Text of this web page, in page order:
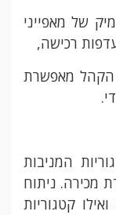
של מאפייני
רכישה,
הקהל מאפשרת
המניבות
מכירה. ניתוח
קטגוריות